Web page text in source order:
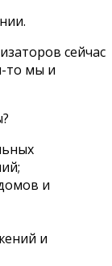
сейчас
то мы и
и
и